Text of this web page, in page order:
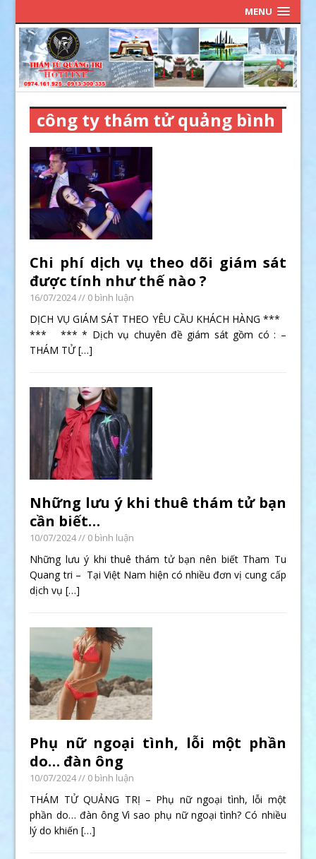
MENU
công ty thám tử quảng bình
Chi phí dịch vụ theo dõi giám sát
được tính như thế nào ?
16/07/2024// 0 bình luận
DỊCH VỤ GIÁM SÁT THEO YÊU CẦU KHÁCH HÀNG ***
*** *** * Dịch vụ chuyên đề giám sát gồm có : –
THÁM TỬ[…]
Những lưu ý khi thuê thám tử bạn
cần biết…
10/07/2024// 0 bình luận
Những lưu ý khi thuê thám tử bạn nên biết Tham Tu
Quang tri – Tại Việt Nam hiện có nhiều đơn vị cung cấp
dịch vụ[…]
Phụ nữ ngoại tình, lỗi một phần
do… đàn ông
10/07/2024// 0 bình luận
THÁM TỬ QUẢNG TRỊ – Phụ nữ ngoại tình, lỗi một
phần do… đàn ông Vì sao phụ nữ ngoại tình? Có nhiều
lý do khiến[…]